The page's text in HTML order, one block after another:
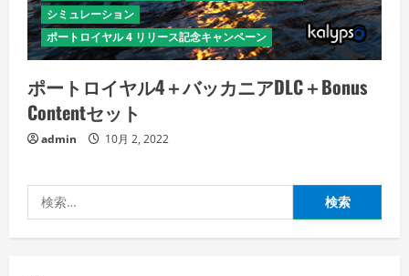
シミュレーション
ポートロイヤル 4 リリース記念キャンペーン
ポートロイヤル4＋バッカニアDLC＋Bonus
Contentセット
admin 10月 2, 2022
索: